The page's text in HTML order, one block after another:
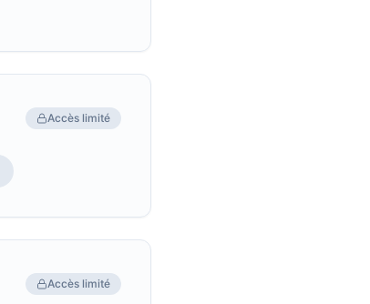
Accès limité
Accès limité